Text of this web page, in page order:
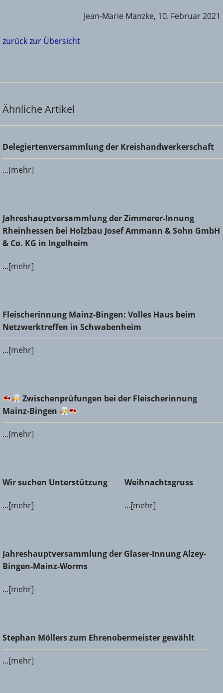
Jean-Marie Manzke, 10. Februar 2021
zurück zur Übersicht
Ähnliche Artikel
Delegiertenversammlung der Kreishandwerkerschaft
Delegiertenversammlung der Kreishandwerkerschaft
...[mehr]
Jahreshauptversammlung der Zimmerer-Innung
Rheinhessen bei Holzbau Josef Ammann & Sohn GmbH &
Co. KG in Ingelheim
Jahreshauptversammlung der Zimmerer-Innung
Rheinhessen bei Holzbau Josef Ammann & Sohn GmbH
& Co. KG in Ingelheim
...[mehr]
Fleischerinnung Mainz-Bingen: Volles Haus beim
Netzwerktreffen in Schwabenheim
Fleischerinnung Mainz-Bingen: Volles Haus beim
Netzwerktreffen in Schwabenheim
...[mehr]
Zwischenprüfungen bei der Fleischerinnung Mainz-
Bingen
Zwischenprüfungen bei der Fleischerinnung
Mainz-Bingen
...[mehr]
Wir suchen Unterstützung
Wir suchen Unterstützung
...[mehr]
Weihnachtsgruss
Weihnachtsgruss
...[mehr]
Jahreshauptversammlung der Glaser-Innung Alzey-Bingen-
Mainz-Worms
Jahreshauptversammlung der Glaser-Innung Alzey-
Bingen-Mainz-Worms
...[mehr]
Stephan Möllers zum Ehrenobermeister gewählt
Stephan Möllers zum Ehrenobermeister gewählt
...[mehr]